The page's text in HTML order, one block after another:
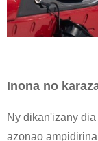
Inona no
Ny dikan'izany
azonao